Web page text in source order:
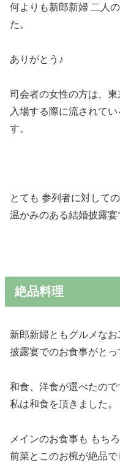
何よりも新郎新婦 二人
た。
ありがとう♪
司会者の女性の方は、
入場する際に流されて
す。
とても 参列者に対して
温かみのある結婚披露宴
絶品料理
新郎新婦ともグルメなお
披露宴でのお食事がとっ
和食、洋食が選べたので
私は和食を頂きました。
メインのお食事も もち
前菜とこのお椀が絶品で